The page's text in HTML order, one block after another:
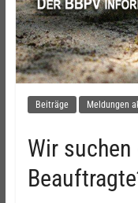
Beiträge Meldungen
Wir